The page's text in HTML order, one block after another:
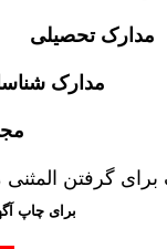
مدارک تحصیلی
مدارک
گرفتن المثنی
برای چاپ